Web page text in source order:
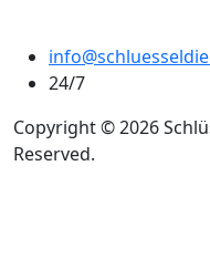
24/7
Copyright © 2026
Reserved.